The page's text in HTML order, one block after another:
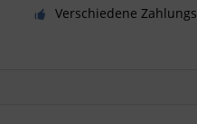
Verschiedene